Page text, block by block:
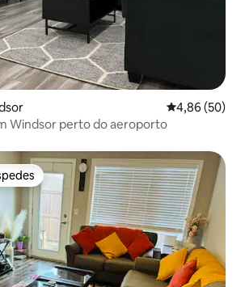
4,86 de uma
4,86 (50)
Windsor perto do aeroporto